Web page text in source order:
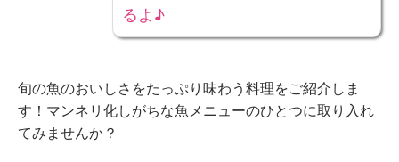
るよ♪
旬の魚のおいしさをたっぷり味わう料理をご紹介しま
す！マンネリ化しがちな魚メニューのひとつに取り入れ
てみませんか？